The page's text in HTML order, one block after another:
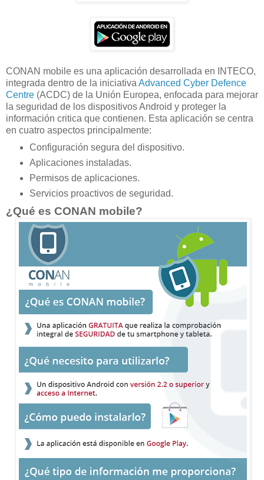
CONAN mobile es una aplicación desarrollada en INTECO,
integrada dentro de la iniciativa Advanced Cyber Defence
Centre (ACDC) de la Unión Europea, enfocada para mejorar
la seguridad de los dispositivos Android y proteger la
información critica que contienen. Esta aplicación se centra
en cuatro aspectos principalmente:
Configuración segura del dispositivo.
Aplicaciones instaladas.
Permisos de aplicaciones.
Servicios proactivos de seguridad.
¿Qué es CONAN mobile?